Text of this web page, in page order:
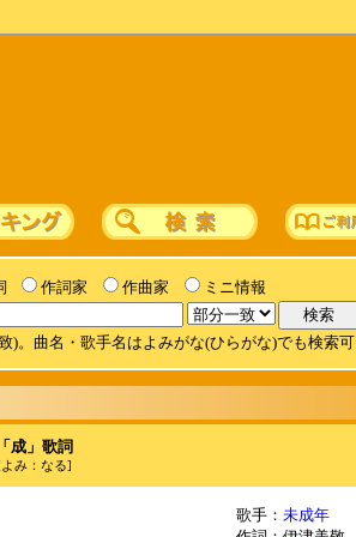
作詞家 作曲家 ミニ情報
)。曲名・歌手名はよみがな(ひらがな)でも検索
「成」歌詞
み：なる]
歌手： 未成年